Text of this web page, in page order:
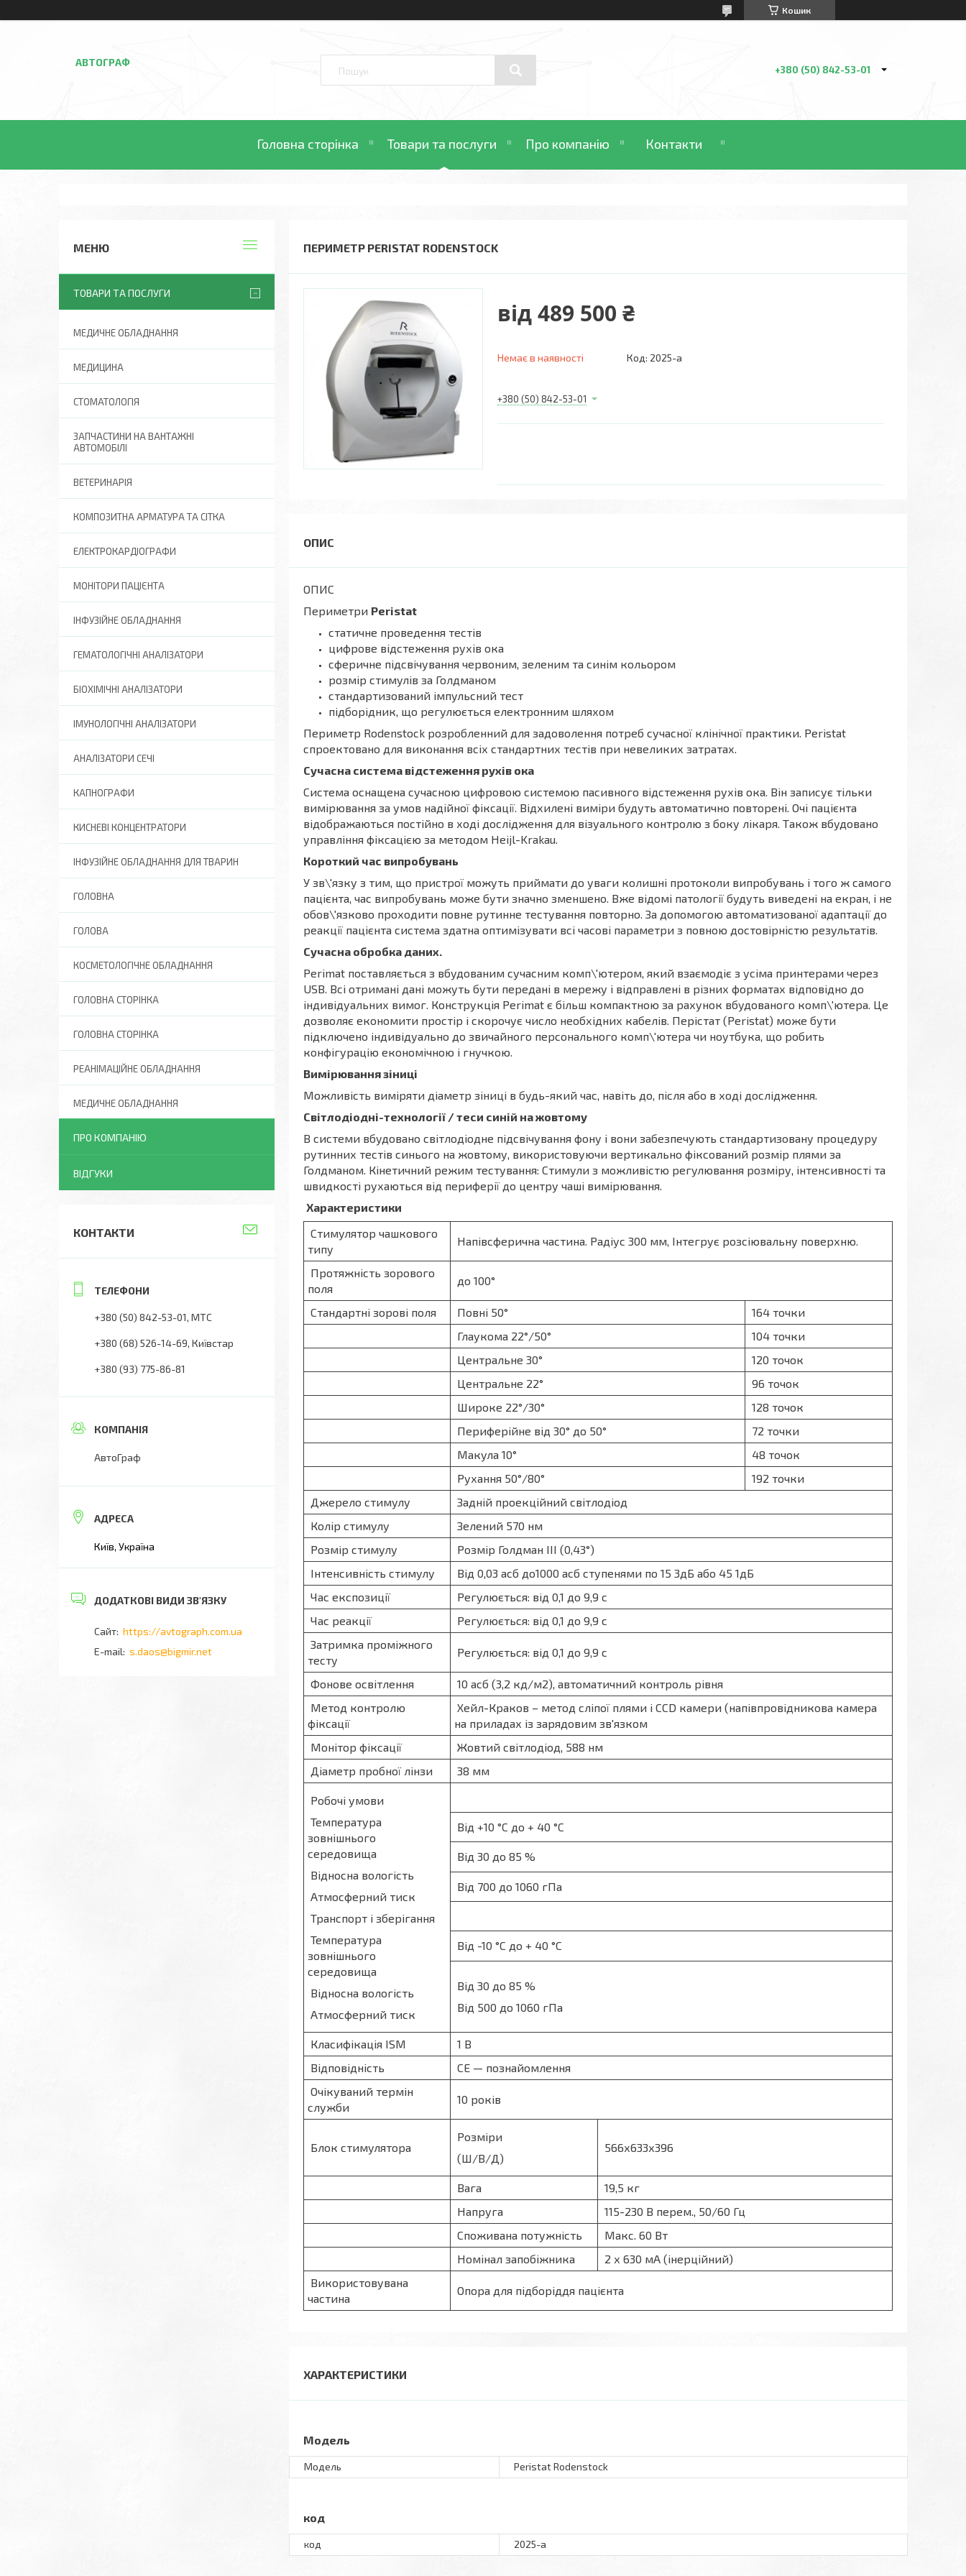
Кошик
АВТОГРАФ
+380 (50) 842-53-01
Головна сторінка Товари та послуги Про компанію Контакти
ПЕРИМЕТР PERISTAT RODENSTOCK
від489 500 ₴
Немає в наявності Код: 2025-а
+380 (50) 842-53-01
ОПИС
Периметри Peristat
статичне проведення тестів
цифрове відстеження рухів ока
сферичне підсвічування червоним, зеленим та синім кольором
розмір стимулів за Голдманом
стандартизований імпульсний тест
підборідник, що регулюється електронним шляхом
Периметр Rodenstock розробленний для задоволення потреб сучасної клінічної практики. Peristat
спроектовано для виконання всіх стандартних тестів при невеликих затратах.
Сучасна система відстеження рухів ока
Система оснащена сучасною цифровою системою пасивного відстеження рухів ока. Він записує тільки
вимірювання за умов надійної фіксації. Відхилені виміри будуть автоматично повторені. Очі пацієнта
відображаються постійно в ході дослідження для візуального контролю з боку лікаря. Також вбудовано
управління фіксацією за методом Heijl-Krakau.
Короткий час випробувань
У зв\'язку з тим, що пристрої можуть приймати до уваги колишні протоколи випробувань і того ж самого
пацієнта, час випробувань може бути значно зменшено. Вже відомі патології будуть виведені на екран, і не
обов\'язково проходити повне рутинне тестування повторно. За допомогою автоматизованої адаптації до
реакції пацієнта система здатна оптимізувати всі часові параметри з повною достовірністю результатів.
Сучасна обробка даних.
Perimat поставляється з вбудованим сучасним комп\'ютером, який взаємодіє з усіма принтерами через
USB. Всі отримані дані можуть бути передані в мережу і відправлені в різних форматах відповідно до
індивідуальних вимог. Конструкція Perimat є більш компактною за рахунок вбудованого комп\'ютера. Це
дозволяє економити простір і скорочує число необхідних кабелів. Перістат (Peristat) може бути
підключено індивідуально до звичайного персонального комп\'ютера чи ноутбука, що робить
конфігурацію економічною і гнучкою.
Вимірювання зіниці
Можливість виміряти діаметр зіниці в будь-який час, навіть до, після або в ході дослідження.
Світлодіодні-технології / теси синій на жовтому
В системи вбудовано світлодіодне підсвічування фону і вони забезпечують стандартизовану процедуру
рутинних тестів синього на жовтому, використовуючи вертикально фіксований розмір плями за
Голдманом. Кінетичний режим тестування: Стимули з можливістю регулювання розміру, інтенсивності та
швидкості рухаються від периферії до центру чаші вимірювання.
Характеристики
Стимулятор чашкового
типу
Напівсферична частина. Радіус 300 мм, Інтегрує розсіювальну поверхню.
Протяжність зорового
поля
до 100°
Стандартні зорові поля Повні 50°
164 точки
Глаукома 22°/50°
104 точки
Центральне 30°
120 точок
Центральне 22°
96 точок
Широке 22°/30°
128 точок
Периферійне від 30° до 50°
72 точки
Макула 10°
48 точок
Рухання 50°/80°
192 точки
Джерело стимулу
Задній проекційний світлодіод
Колір стимулу
Зелений 570 нм
Розмір стимулу
Розмір Голдман ІІІ (0,43°)
Інтенсивність стимулу
Від 0,03 асб до1000 асб ступенями по 15 3дБ або 45 1дБ
Час експозиції
Регулюється: від 0,1 до 9,9 с
Час реакції
Регулюється: від 0,1 до 9,9 с
Затримка проміжного
тесту
Регулюється: від 0,1 до 9,9 с
Фонове освітлення
10 асб (3,2 кд/м2), автоматичний контроль рівня
Метод контролю
фіксації
Хейл-Краков – метод сліпої плями і ССD камери (напівпровідникова камера
на приладах із зарядовим зв'язком
Монітор фіксації
Жовтий світлодіод, 588 нм
Діаметр пробної лінзи
38 мм
Робочі умови
Температура
зовнішнього
середовища
Відносна вологість
Атмосферний тиск
Транспорт і зберігання
Температура
зовнішнього
середовища
Відносна вологість
Атмосферний тиск
Від +10 °С до + 40 °С
Від 30 до 85 %
Від 700 до 1060 гПа
Від -10 °С до + 40 °С
Від 30 до 85 %
Від 500 до 1060 гПа
Класифікація ISM
1 В
Відповідність
СЕ — познайомлення
Очікуваний термін
служби
10 років
Блок стимулятора
Розміри
(Ш/В/Д)
566х633х396
Вага
19,5 кг
Напруга
115-230 В перем., 50/60 Гц
Споживана потужність
Макс. 60 Вт
Номінал запобіжника
2 х 630 мА (інерційний)
Використовувана
частина
Опора для підборіддя пацієнта
ХАРАКТЕРИСТИКИ
Модель
Модель Peristat Rodenstock
код
код 2025-а
ТОВАРИ ТА ПОСЛУГИ
МЕДИЧНЕ ОБЛАДНАННЯ
МЕДИЦИНА
СТОМАТОЛОГІЯ
ЗАПЧАСТИНИ НА ВАНТАЖНІ
АВТОМОБІЛІ
ВЕТЕРИНАРІЯ
КОМПОЗИТНА АРМАТУРА ТА СІТКА
ЕЛЕКТРОКАРДІОГРАФИ
МОНІТОРИ ПАЦІЄНТА
ІНФУЗІЙНЕ ОБЛАДНАННЯ
ГЕМАТОЛОГІЧНІ АНАЛІЗАТОРИ
БІОХІМІЧНІ АНАЛІЗАТОРИ
ІМУНОЛОГІЧНІ АНАЛІЗАТОРИ
АНАЛІЗАТОРИ СЕЧІ
КАПНОГРАФИ
КИСНЕВІ КОНЦЕНТРАТОРИ
ІНФУЗІЙНЕ ОБЛАДНАННЯ ДЛЯ ТВАРИН
ГОЛОВНА
ГОЛОВА
КОСМЕТОЛОГІЧНЕ ОБЛАДНАННЯ
ГОЛОВНА СТОРІНКА
ГОЛОВНА СТОРІНКА
РЕАНІМАЦІЙНЕ ОБЛАДНАННЯ
МЕДИЧНЕ ОБЛАДНАННЯ
ПРО КОМПАНІЮ
ВІДГУКИ
КОНТАКТИ
+380 (50) 842-53-01 МТС
+380 (68) 526-14-69 Київстар
+380 (93) 775-86-81
АвтоГраф
Київ, Україна
https://avtograph.com.ua
s.daos@bigmir.net